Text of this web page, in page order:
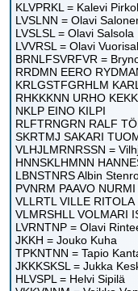
KLVPRKL = Kalevi
LVSLNN = Olavi
LVSLSL = Olavi Salsola
LVVRSL = Olavi
BRNLFSVRFVR =
RRDMN EERO
KRLGSTFGRHLM
RHKKKNN URHO
NKLP EINO KILPI
RLFTRNGRN RALF
SKRTMJ SAKARI
VLHJLMRNRSSN =
HNNSKLHMNN
LBNSTNRS Albin
PVNRM PAAVO NURMI
VLLRTL VILLE RITOLA
VLMRSHLL VOLMARI
LVRNTNP = Olavi
JKKH = Jouko Kuha
TPKNTNN = Tapio
JKKKSKSL = Jukka
HLVSPL = Helvi Sipilä